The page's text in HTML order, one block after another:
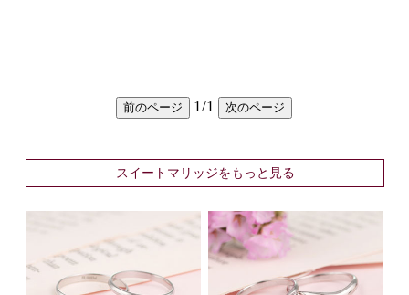
前のページ 1/1 次のページ
スイートマリッジをもっと見る